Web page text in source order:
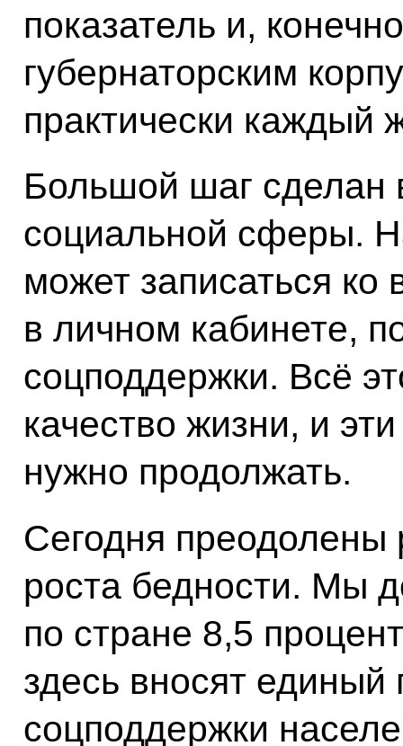
показатель и,
губернаторским
практически каждый
Большой шаг сделан
социальной сферы.
может записаться ко
в личном кабинете,
соцподдержки. Всё
качество жизни, и
нужно продолжать.
Сегодня преодолены
роста бедности. Мы
по стране 8,5
здесь вносят
соцподдержки